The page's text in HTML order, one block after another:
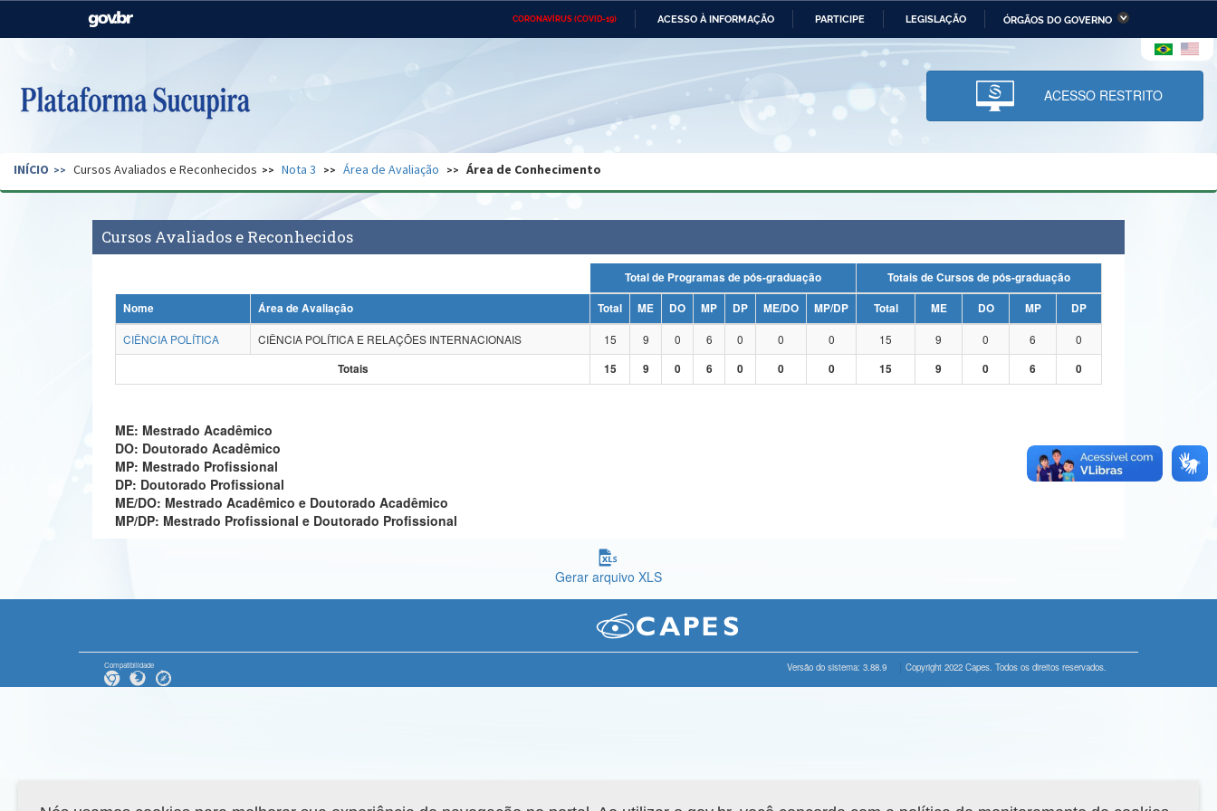
CORONAVÍRUS (COVID-19) ACESSO À INFORMAÇÃO PARTICIPE LEGISLAÇÃO ÓRGÃOS DO GOVERNO
Casa Civil Ministério das Relações Ministério da Economia Ministério da Infraestrutura
Pecuária e Abastecimento
Ministério da Ciência,
Tecnologia, Inovações e
Comunicações
Ministério do Desenvolvimento
Regional e dos Direitos Humanos
Secretaria de Governo Gabinete de Segurança Advocacia-Geral da União Banco Central do Brasil Planalto
ACESSO RESTRITO
INÍCIO Cursos Avaliados e Reconhecidos Nota 3 Área de Avaliação Área de Conhecimento
Cursos Avaliados e Reconhecidos
Total de Programas de pós-graduação
Totais de Cursos de pós-graduação
Nome
Área de Avaliação Total ME DO MP DP ME/DO MP/DP Total ME DO MP
DP
CIÊNCIA POLÍTICA
CIÊNCIA POLÍTICA E RELAÇÕES INTERNACIONAIS 15 9 0 6 0 0 0 15 9 0 6
0
Totais
15 9 0 6 0 0 0 15 9 0 6 0
ME: Mestrado Acadêmico
DO: Doutorado Acadêmico
MP: Mestrado Profissional
DP: Doutorado Profissional
ME/DO: Mestrado Acadêmico e Doutorado Acadêmico
MP/DP: Mestrado Profissional e Doutorado Profissional
Gerar arquivo XLS
Compatibilidade Versão do sistema: 3.88.9 Copyright 2022 Capes. Todos os direitos reservados.